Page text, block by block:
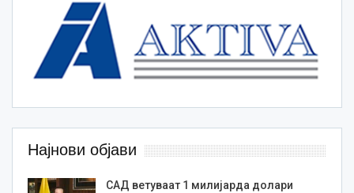
Најнови објави
САД ветуваат 1 милијарда долари